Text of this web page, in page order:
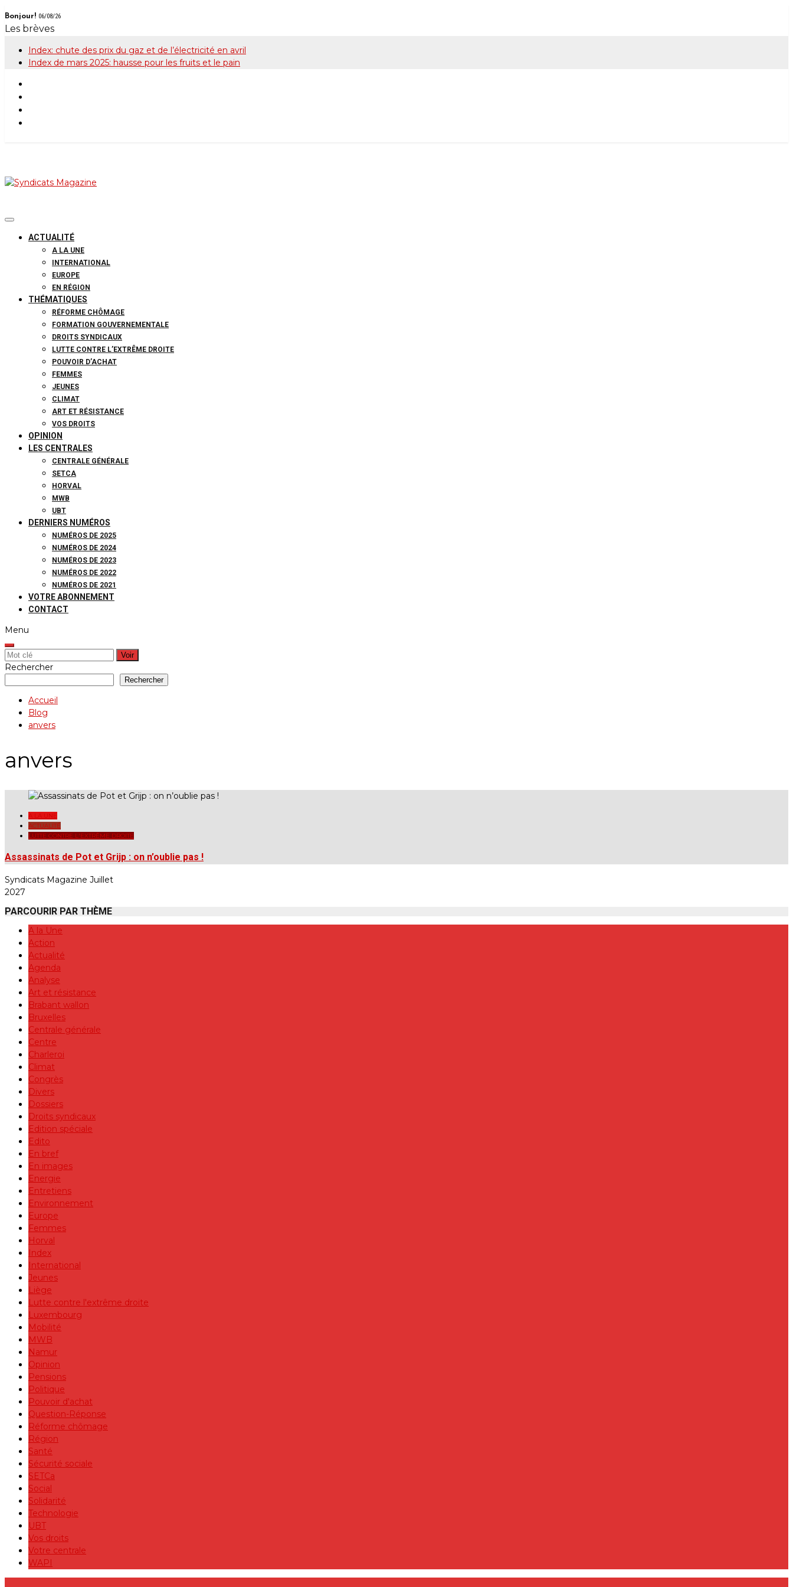
Skip
to
content
Bonjour! 06/08/26
Les brèves
Index: chute des prix du gaz et de l’électricité en avril
Index de mars 2025: hausse pour les fruits et le pain
ACTUALITÉ
A LA UNE
INTERNATIONAL
EUROPE
EN RÉGION
THÉMATIQUES
RÉFORME CHÔMAGE
FORMATION GOUVERNEMENTALE
DROITS SYNDICAUX
LUTTE CONTRE L’EXTRÊME DROITE
POUVOIR D’ACHAT
FEMMES
JEUNES
CLIMAT
ART ET RÉSISTANCE
VOS DROITS
OPINION
LES CENTRALES
CENTRALE GÉNÉRALE
SETCA
HORVAL
MWB
UBT
DERNIERS NUMÉROS
NUMÉROS DE 2025
NUMÉROS DE 2024
NUMÉROS DE 2023
NUMÉROS DE 2022
NUMÉROS DE 2021
VOTRE ABONNEMENT
CONTACT
Menu
Rechercher:
Rechercher
Rechercher
Accueil
Blog
anvers
anvers
ACTUALITÉ
LUTTE CONTRE L'EXTRÊME DROITE
Assassinats de Pot et Grijp : on n’oublie pas !
Syndicats Magazine Juillet
2027
PARCOURIR PAR THÈME
A la Une
Action
Actualité
Agenda
Analyse
Art et résistance
Brabant wallon
Bruxelles
Centrale générale
Centre
Charleroi
Climat
Congrès
Divers
Dossiers
Droits syndicaux
Edition spéciale
Edito
En bref
En images
Energie
Entretiens
Environnement
Europe
Femmes
Horval
Index
International
Jeunes
Liège
Lutte contre l'extrême droite
Luxembourg
Mobilité
MWB
Namur
Opinion
Pensions
Politique
Pouvoir d'achat
Question-Réponse
Réforme chômage
Région
Santé
Sécurité sociale
SETCa
Social
Solidarité
Technologie
UBT
Vos droits
Votre centrale
WAPI